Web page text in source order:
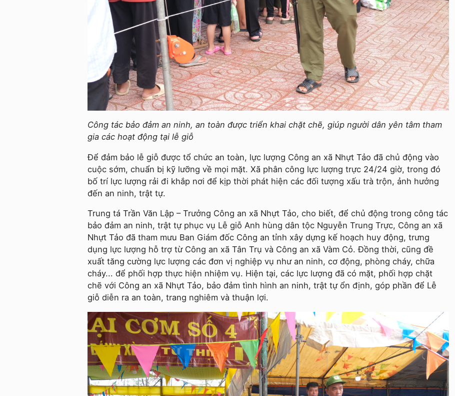
Công tác bảo đảm an ninh, an toàn được triển khai chặt chẽ, giúp người dân yên tâm tham
gia các hoạt động tại lễ giỗ
Để đảm bảo lễ giỗ được tổ chức an toàn, lực lượng Công an xã Nhựt Tảo đã chủ động vào
cuộc sớm, chuẩn bị kỹ lưỡng về mọi mặt. Xã phân công lực lượng trực 24/24 giờ, trong đó
bố trí lực lượng rải đi khắp nơi để kịp thời phát hiện các đối tượng xấu trà trộn, ảnh hưởng
đến an ninh, trật tự.
Trung tá Trần Văn Lập – Trưởng Công an xã Nhựt Tảo, cho biết, để chủ động trong công tác
bảo đảm an ninh, trật tự phục vụ Lễ giỗ Anh hùng dân tộc Nguyễn Trung Trực, Công an xã
Nhựt Tảo đã tham mưu Ban Giám đốc Công an tỉnh xây dựng kế hoạch huy động, trưng
dụng lực lượng hỗ trợ từ Công an xã Tân Trụ và Công an xã Vàm Cỏ. Đồng thời, cũng đề
xuất tăng cường lực lượng các đơn vị nghiệp vụ như an ninh, cơ động, phòng cháy, chữa
cháy... để phối hợp thực hiện nhiệm vụ. Hiện tại, các lực lượng đã có mặt, phối hợp chặt
chẽ với Công an xã Nhựt Tảo, bảo đảm tình hình an ninh, trật tự ổn định, góp phần để Lễ
giỗ diễn ra an toàn, trang nghiêm và thuận lợi.